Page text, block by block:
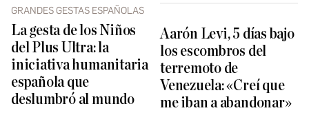
GRANDES GESTAS ESPAÑOLAS
La gesta de los Niños
del Plus Ultra: la
iniciativa humanitaria
española que
deslumbró al mundo
Aarón Levi, 5 días bajo
los escombros del
terremoto de
Venezuela: «Creí que
me iban a abandonar»